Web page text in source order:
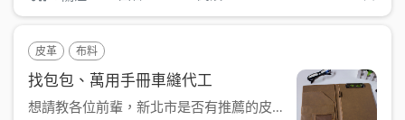
皮革 布料
找包包、萬用手冊車縫代工
想請教各位前輩，新北市是否有推薦的皮件、包包或萬用手冊的車...